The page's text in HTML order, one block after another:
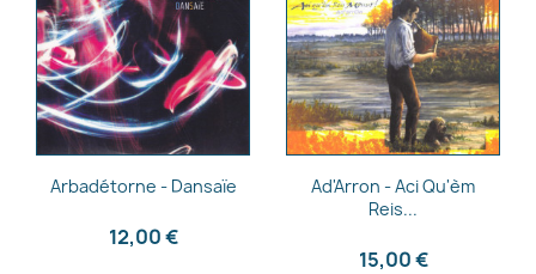
Aperçu rapide
Arbadétorne - Dansaïe
12,00 €
Aperçu rapide
Ad'Arron - Aci Qu'èm
Reis...
15,00 €